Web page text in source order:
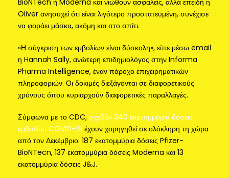
BioNTech ή Moderna και νιώθουν ασφαλείς, αλλά επειδή η
Oliver ανησυχεί ότι είναι λιγότερο προστατευμένη, συνέχισε
να φοράει μάσκα, ακόμη και στο σπίτι.
«Η σύγκριση των εμβολίων είναι δύσκολη», είπε μέσω email
η Hannah Sally, ανώτερη επιδημιολόγος στην Informa
Pharma Intelligence, έναν πάροχο επιχειρηματικών
πληροφοριών. Οι δοκιμές διεξάγονται σε διαφορετικούς
χρόνους όπου κυριαρχούν διαφορετικές παραλλαγές.
Σύμφωνα με το CDC, σχεδόν 340 εκατομμύρια δόσεις
εμβολίου COVID-19 έχουν χορηγηθεί σε ολόκληρη τη χώρα
από τον Δεκέμβριο: 187 εκατομμύρια δόσεις Pfizer-
BioNTecn, 137 εκατομμύρια δόσεις Moderna και 13
εκατομμύρια δόσεις J&J.